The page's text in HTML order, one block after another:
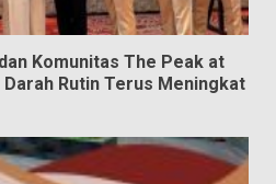
Komunitas The Peak at
Rutin Terus Meningkat